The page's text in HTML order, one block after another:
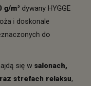
g/m² dywany HYGGE
i doskonale
do
się w salonach,
strefach relaksu,